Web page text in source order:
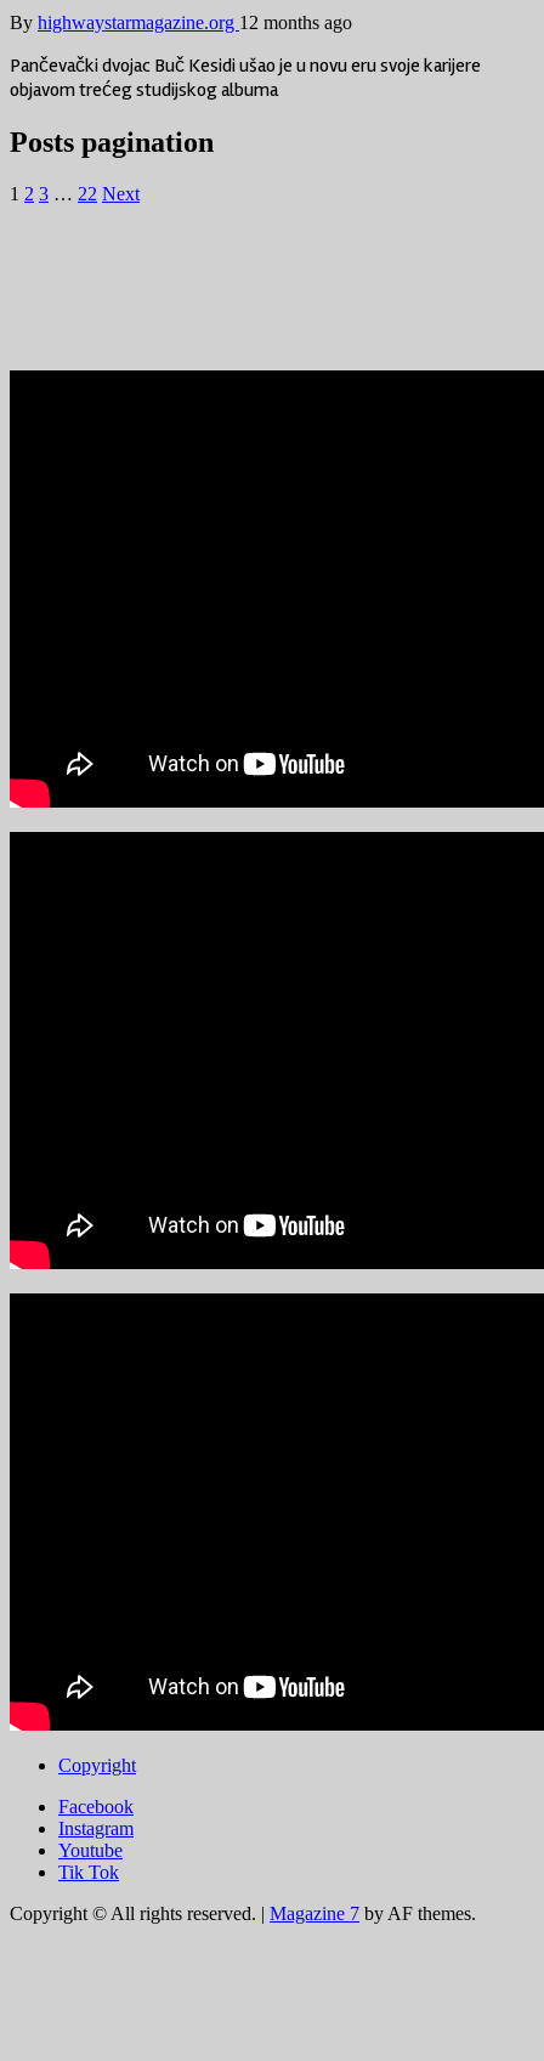
By highwaystarmagazine.org 12 months ago
Pančevački dvojac Buč Kesidi ušao je u novu eru svoje karijere
objavom trećeg studijskog albuma
Posts pagination
1 2 3 … 22 Next
Copyright
Facebook
Instagram
Youtube
Tik Tok
Copyright © All rights reserved. | Magazine 7 by AF themes.